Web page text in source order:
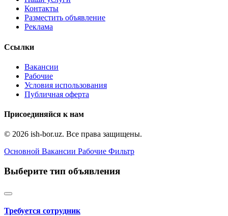
Контакты
Разместить объявление
Реклама
Ссылки
Вакансии
Рабочие
Условия использования
Публичная оферта
Присоединяйся к нам
© 2026 ish-bor.uz. Все права защищены.
Основной Вакансии Рабочие Фильтр
Выберите тип объявления
Требуется сотрудник